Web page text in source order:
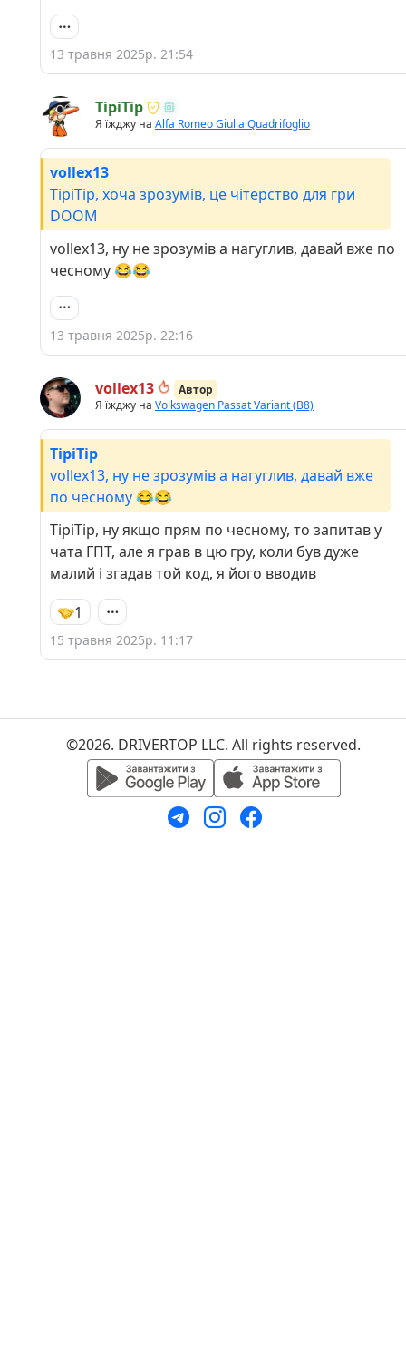
13 травня 2025р. 21:54
TipiTip
Я їжджу на Alfa Romeo Giulia Quadrifoglio
vollex13
TipiTip, хоча зрозумів, це чітерство для гри
DOOM
vollex13, ну не зрозумів а нагуглив, давай вже по
чесному 😂😂
13 травня 2025р. 22:16
vollex13
Автор
Я їжджу на Volkswagen Passat Variant (B8)
TipiTip
vollex13, ну не зрозумів а нагуглив, давай вже
по чесному 😂😂
TipiTip, ну якщо прям по чесному, то запитав у
чата ГПТ, але я грав в цю гру, коли був дуже
малий і згадав той код, я його вводив
1
15 травня 2025р. 11:17
©2026. DRIVERTOP LLC. All rights reserved.